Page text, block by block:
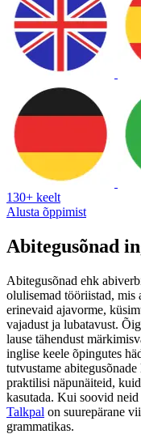
130+ keelt
Alusta õppimist
Abitegusõnad
Abitegusõnad ehk
olulisemad tööriistad, mis
erinevaid ajavorme,
vajadust ja lubatavust.
lause tähendust
inglise keele õpingutes
tutvustame
praktilisi näpunäiteid,
kasutada. Kui soovid
Talkpal on suurepärane
grammatikas.